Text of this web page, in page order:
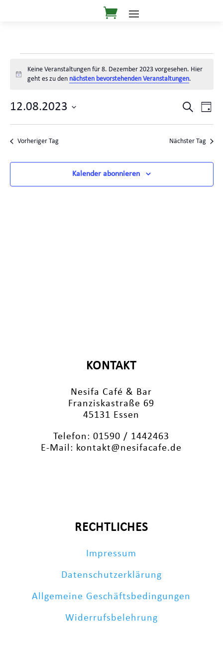
für
Dezember
2023
Hinweis
Keine Veranstaltungen für 8. Dezember 2023 vorgesehen. Hier
geht es zu den nächsten bevorstehenden Veranstaltungen.
Suche
Tag
12.08.2023
Vorheriger Tag
Nächster Tag
Kalender abonnieren
KONTAKT
Nesifa Café & Bar
Franziskastraße 69
45131 Essen
Telefon: 01590 / 1442463
E-Mail: kontakt@nesifacafe.de
RECHTLICHES
Impressum
Datenschutzerklärung
Allgemeine Geschäftsbedingungen
Widerrufsbelehrung